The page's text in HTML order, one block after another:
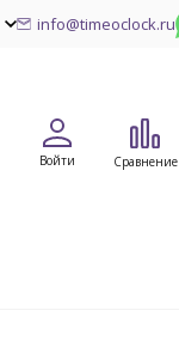
info@timeoclock.ru
Войти Сравнение